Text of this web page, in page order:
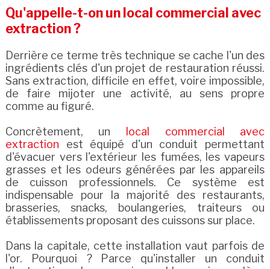
Qu'appelle-t-on un local commercial avec
extraction ?
Derrière ce terme très technique se cache l'un des
ingrédients clés d'un projet de restauration réussi.
Sans extraction, difficile en effet, voire impossible,
de faire mijoter une activité, au sens propre
comme au figuré.
Concrètement, un
local commercial avec
extraction est équipé d'un conduit permettant
d'évacuer vers l'extérieur les fumées, les vapeurs
grasses et les odeurs générées par les appareils
de cuisson professionnels. Ce système est
indispensable pour la majorité des restaurants,
brasseries, snacks, boulangeries, traiteurs ou
établissements proposant des cuissons sur place.
Dans la capitale, cette installation vaut parfois de
l'or. Pourquoi ? Parce qu'installer un conduit